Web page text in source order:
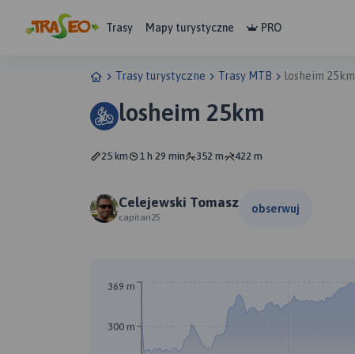
Trasy Mapy turystyczne PRO
Trasy turystyczne Trasy MTB losheim 25km
losheim 25km
25 km 1 h 29 min 352 m 422 m
Celejewski Tomasz
capitan25
obserwuj
300 m
369 m